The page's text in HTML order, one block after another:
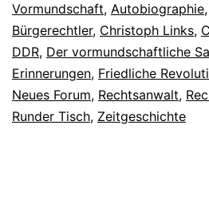
Vormundschaft, Autobiographie,
Bürgerechtler, Christoph Links,
DDR, Der vormundschaftliche
Erinnerungen, Friedliche
Neues Forum, Rechtsanwalt,
Runder Tisch, Zeitgeschichte